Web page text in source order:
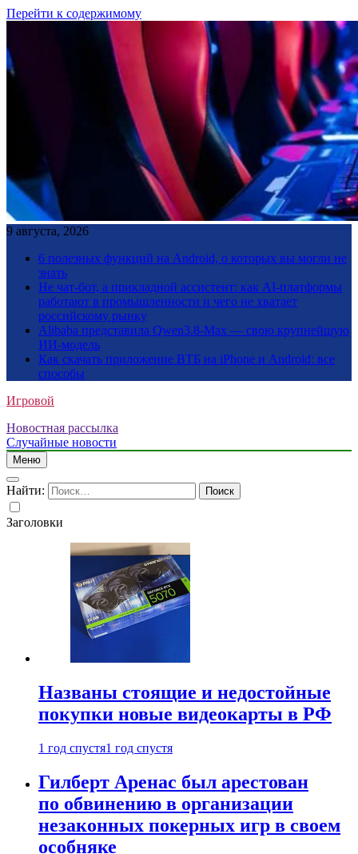
Перейти к содержимому
9 августа, 2026
6 полезных функций на Android, о которых вы могли не
знать
Не чат-бот, а прикладной ассистент: как AI-платформы
работают в промышленности и чего не хватает
российскому рынку
Alibaba представила Qwen3.8-Max — свою крупнейшую
ИИ-модель
Как скачать приложение ВТБ на iPhone и Android: все
способы
Игровой
Новостная рассылка
Случайные новости
Меню
Найти:
Заголовки
Названы стоящие и недостойные
покупки новые видеокарты в РФ
1 год спустя1 год спустя
Гилберт Аренас был арестован
по обвинению в организации
незаконных покерных игр в своем
особняке